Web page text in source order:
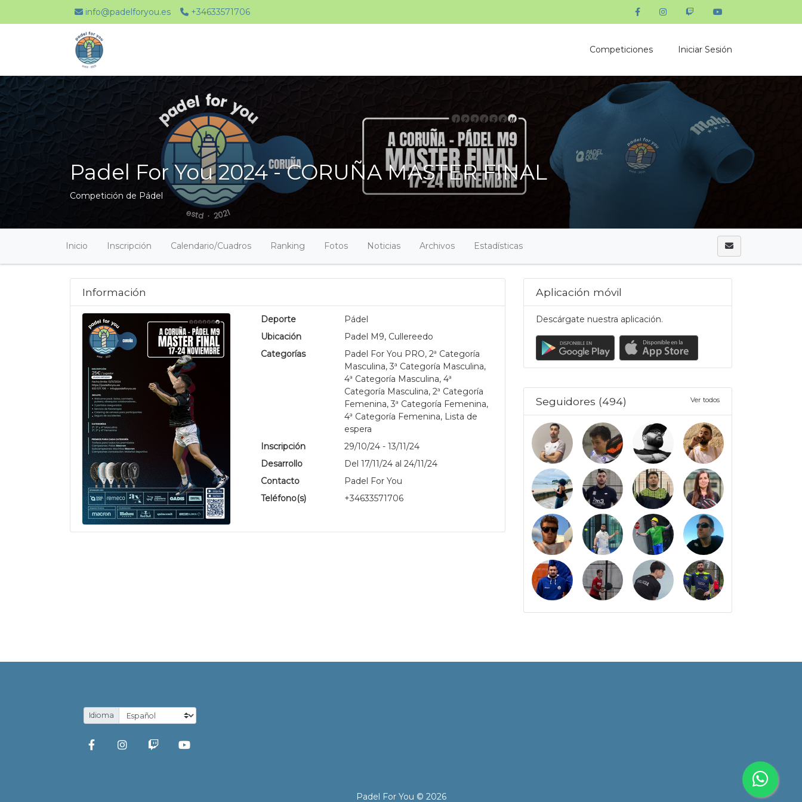
info@padelforyou.es +34633571706
Competiciones Iniciar Sesión
Padel For You 2024 - CORUÑA MASTER FINAL
Competición de Pádel
Inicio Inscripción Calendario/Cuadros Ranking Fotos Noticias Archivos Estadísticas
Información
Deporte
Pádel
Ubicación
Padel M9, Cullereedo
Categorías
Padel For You PRO, 2ª Categoría
Masculina, 3ª Categoría Masculina,
4ª Categoría Masculina, 4ª
Categoría Masculina, 2ª Categoría
Femenina, 3ª Categoría Femenina,
4ª Categoría Femenina, Lista de
espera
Inscripción
29/10/24 - 13/11/24
Desarrollo
Del 17/11/24 al 24/11/24
Contacto
Padel For You
Teléfono(s)
+34633571706
Aplicación móvil
Descárgate nuestra aplicación.
Seguidores (494) Ver todos
Idioma
Padel For You © 2026